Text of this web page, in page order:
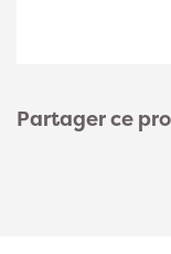
Partager ce